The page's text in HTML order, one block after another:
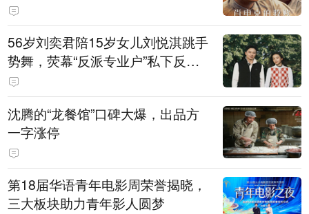
56岁刘奕君陪15岁女儿刘悦淇跳手
势舞，荧幕“反派专业户”私下反差
明显，女儿主攻高尔夫，曾以最小
年龄出战职业赛
沈腾的“龙餐馆”口碑大爆，出品方
一字涨停
第18届华语青年电影周荣誉揭晓，
三大板块助力青年影人圆梦